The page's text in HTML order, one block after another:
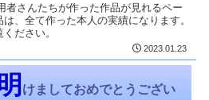
者さんたちが作った作品が見れるペー
、全て作った本人の実績になります。
ださい。
2023.01.23
けましておめでとうござい